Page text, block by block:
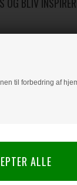
til forbedring af